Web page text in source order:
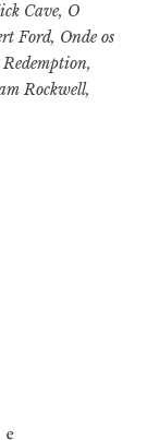
Cave, O
Ford, Onde os
,
Rockwell,